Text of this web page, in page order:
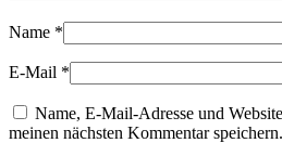
Name *
E-Mail *
Name, E-Mail-Adresse und
meinen nächsten Kommentar speichern.